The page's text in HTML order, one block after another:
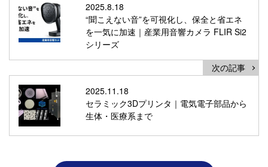
2025.8.18
“聞こえない音”を可視化し、保全と省エネ
を一気に加速｜産業用音響カメラ FLIR Si2
シリーズ
次の記事
2025.11.18
セラミック3Dプリンタ｜電気電子部品から
生体・医療系まで